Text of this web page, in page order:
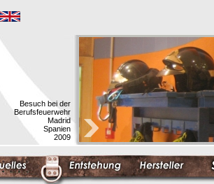
Besuch bei der
Berufsfeuerwehr
Madrid
Spanien
2009